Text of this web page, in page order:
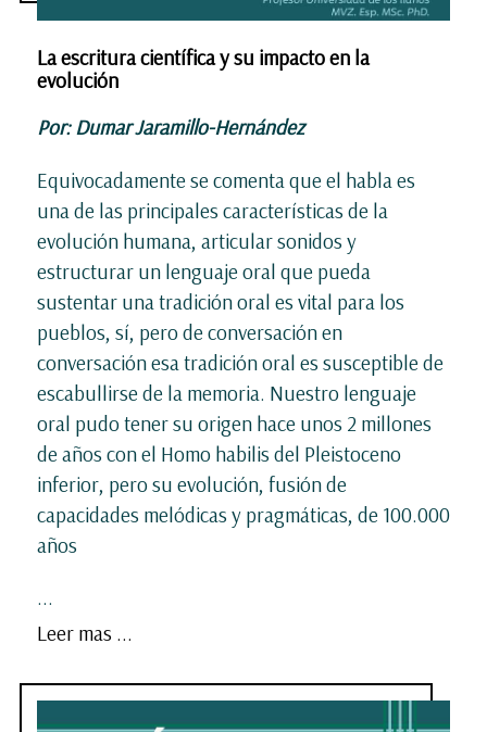
La escritura científica y su impacto en la
evolución
Por: Dumar Jaramillo-Hernández
Equivocadamente se comenta que el habla es
una de las principales características de la
evolución humana, articular sonidos y
estructurar un lenguaje oral que pueda
sustentar una tradición oral es vital para los
pueblos, sí, pero de conversación en
conversación esa tradición oral es susceptible de
escabullirse de la memoria. Nuestro lenguaje
oral pudo tener su origen hace unos 2 millones
de años con el Homo habilis del Pleistoceno
inferior, pero su evolución, fusión de
capacidades melódicas y pragmáticas, de 100.000
años
...
Leer mas ...